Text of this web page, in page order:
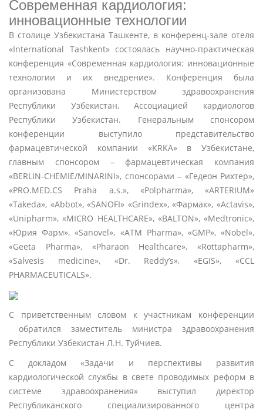
Современная кардиология:
инновационные технологии
В столице Узбекистана Ташкенте, в конференц-зале отеля
«International Tashkent» состоялась научно-практическая
конференция «Современная кардиология: инновационные
технологии и их внедрение». Конференция была
организована Министерством здравоохранения
Республики Узбекистан, Ассоциацией кардиологов
Республики Узбекистан. Генеральным спонсором
конференции выступило представительство
фармацевтической компании «KRKA» в Узбекистане,
главным спонсором – фармацевтическая компания
«BERLIN-CHEMIE/MINARINI», спонсорами – «Гедеон Рихтер»,
«PRO.MED.CS Praha a.s.», «Polpharma», «ARTERIUM»
«Takeda», «Abbot», «SANOFI» «Grindex», «Фармак», «Actavis»,
«Unipharm», «MICRO HEALTHCARE», «BALTON», «Medtronic»,
«Юрия Фарм», «Sanovel», «ATM Pharma», «GMP», «Nobel»,
«Geeta Pharma», «Pharaon Healthcare», «Rottapharm»,
«Salvesis medicine», «Dr. Reddy’s», «EGIS», «ССL
PHARMACEUTICALS».
С приветственным словом к участникам конференции
обратился заместитель министра здравоохранения
Республики Узбекистан Л.Н. Туйчиев.
С докладом «Задачи и перспективы развития
кардиологической службы в свете проводимых реформ в
системе здравоохранения» выступил директор
Республиканского специализированного центра